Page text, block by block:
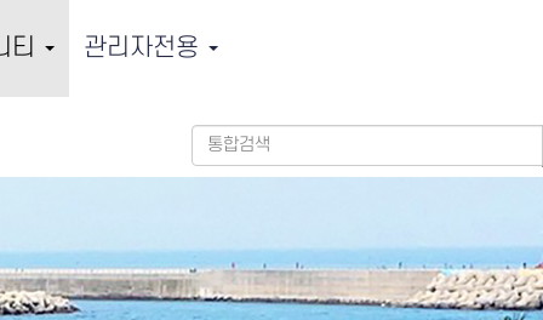
티 관리자전용